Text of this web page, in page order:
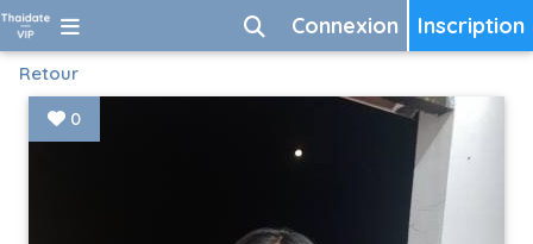
Inscription
Connexion
Retour
0